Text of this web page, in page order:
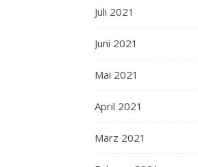
Juli 2021
Juni 2021
Mai 2021
April 2021
März 2021